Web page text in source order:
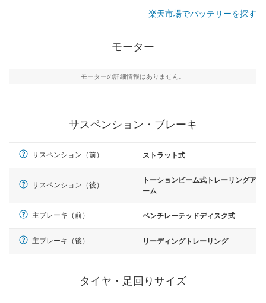
楽天市場でバッテリーを探す
モーター
モーターの詳細情報はありません。
サスペンション・ブレーキ
サスペンション（前） ストラット式
サスペンション（後）
トーションビーム式トレーリングア
ーム
主ブレーキ（前） ベンチレーテッドディスク式
主ブレーキ（後） リーディングトレーリング
タイヤ・足回りサイズ